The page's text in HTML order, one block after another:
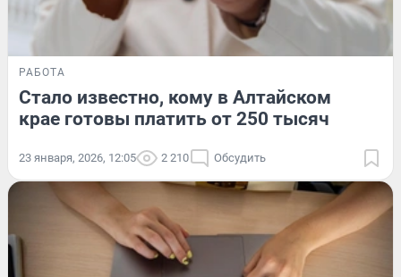
РАБОТА
Стало известно, кому в Алтайском
крае готовы платить от 250 тысяч
23 января, 2026, 12:05 2 210 Обсудить